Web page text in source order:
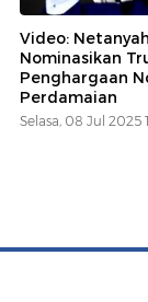
Video:
Nominasikan
Penghargaan
Perdamaian
Selasa, 08 Jul 2025